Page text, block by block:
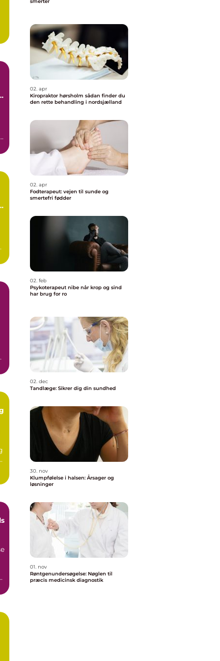
02. apr
Kiropraktor hørsholm sådan finder du
den rette behandling i nordsjælland
02. apr
Fodterapeut: vejen til sunde og
smertefri fødder
02. feb
Psykoterapeut nibe når krop og sind
har brug for ro
02. dec
Tandlæge: Sikrer dig din sundhed
30. nov
Klumpfølelse i halsen: Årsager og
løsninger
01. nov
Røntgenundersøgelse: Nøglen til
præcis medicinsk diagnostik